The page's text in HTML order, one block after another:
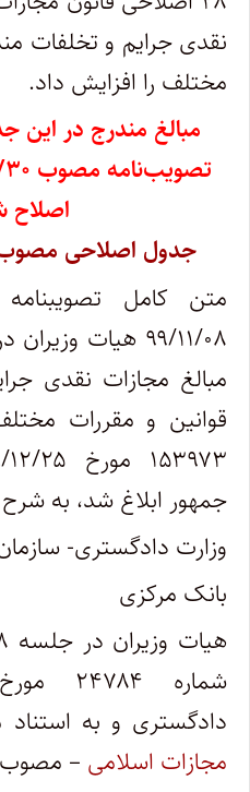
نقدی جرایم و تخلفات
مختلف را افزایش داد.
مبالغ مندرج در
اصلاح
جدول اصلاحی مصوب ۱۴۰۳ را اینجا
متن کامل
۹۹/۱۱/۰۸ هیات
مبالغ مجازات نقدی
قوانین و مقررات
جمهور ابلاغ شد، به
وزارت دادگستری-
بانک مرکزی
دادگستری و به استناد ماده ۲۸
مجازات اسلامی – مصوب ۱۳۹۹ – تصویب کرد: